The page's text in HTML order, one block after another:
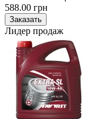
588.00 грн
Лидер продаж